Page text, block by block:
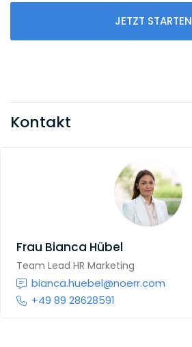
JETZT STARTEN
Kontakt
Frau Bianca Hübel
Team Lead HR Marketing
bianca.huebel@noerr.com
+49 89 28628591